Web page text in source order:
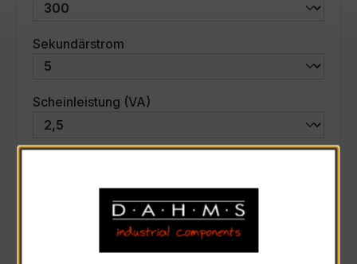
Sekundärstrom
Scheinleistung (VA)
44-6006